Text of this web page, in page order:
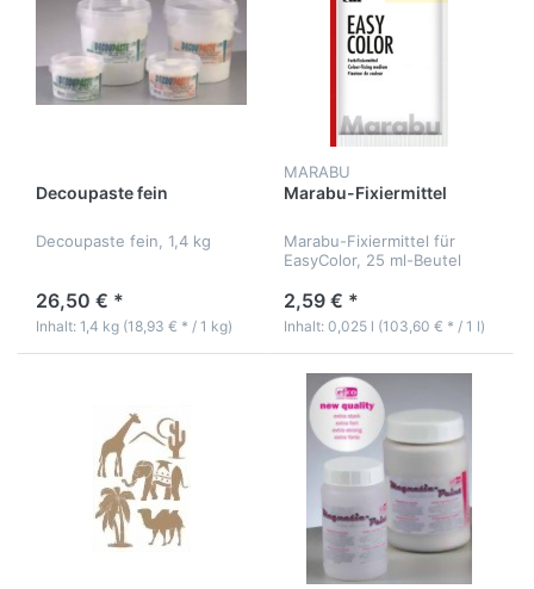
Decoupaste fein
Decoupaste fein, 1,4 kg
26,50 € *
Inhalt: 1,4 kg (18,93 € * / 1 kg)
MARABU
Marabu-Fixiermittel
Marabu-Fixiermittel für
EasyColor, 25 ml-Beutel
2,59 € *
Inhalt: 0,025 l (103,60 € * / 1 l)